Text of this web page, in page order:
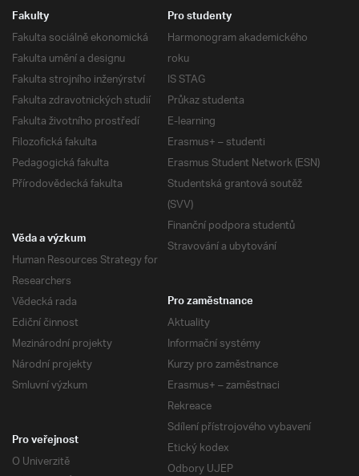
Fakulty
Fakulta sociálně ekonomická
Fakulta umění a designu
Fakulta strojního inženýrství
Fakulta zdravotnických studií
Fakulta životního prostředí
Filozofická fakulta
Pedagogická fakulta
Přírodovědecká fakulta
Pro studenty
Harmonogram akademického
roku
IS STAG
Průkaz studenta
E-learning
Erasmus+ – studenti
Erasmus Student Network (ESN)
Studentská grantová soutěž
(SVV)
Finanční podpora studentů
Stravování a ubytování
Věda a výzkum
Human Resources Strategy for
Researchers
Vědecká rada
Ediční činnost
Mezinárodní projekty
Národní projekty
Smluvní výzkum
Pro zaměstnance
Aktuality
Informační systémy
Kurzy pro zaměstnance
Erasmus+ – zaměstnaci
Rekreace
Sdílení přístrojového vybavení
Etický kodex
Odbory UJEP
Pro veřejnost
O Univerzitě